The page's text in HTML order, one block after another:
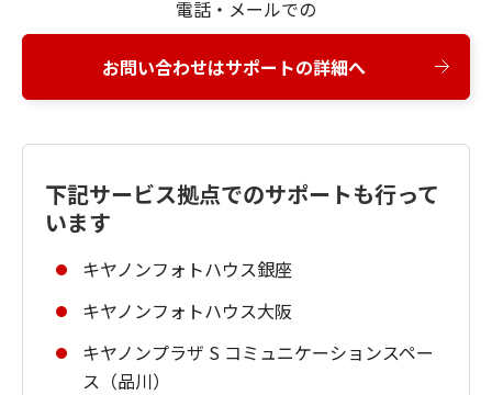
電話・メールでの
お問い合わせはサポートの詳細へ
下記サービス拠点でのサポートも行って
います
キヤノンフォトハウス銀座
キヤノンフォトハウス大阪
キヤノンプラザ S コミュニケーションスペー
ス（品川）